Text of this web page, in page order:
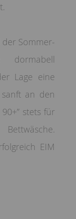
Sommer-
dormabell
Lage eine
an den
stets für
EIM